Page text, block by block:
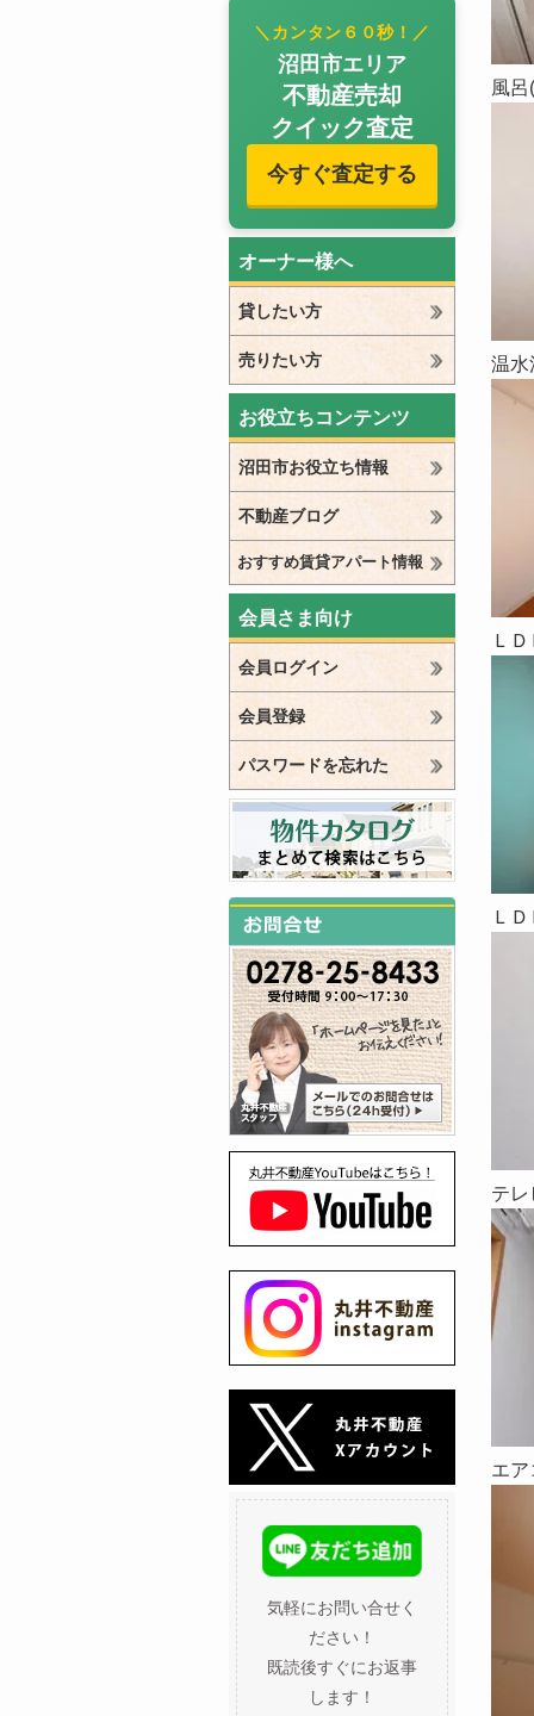
風
温水
Ｌ
Ｌ
テレ
エア
＼カンタン６０秒！／
沼田市エリア
不動産売却
クイック査定
今すぐ査定する
オーナー様へ
貸したい方
売りたい方
お役立ちコンテンツ
沼田市お役立ち情報
不動産ブログ
おすすめ賃貸アパート情報
会員さま向け
会員ログイン
会員登録
パスワードを忘れた
気軽にお問い合せく
ださい！
既読後すぐにお返事
します！